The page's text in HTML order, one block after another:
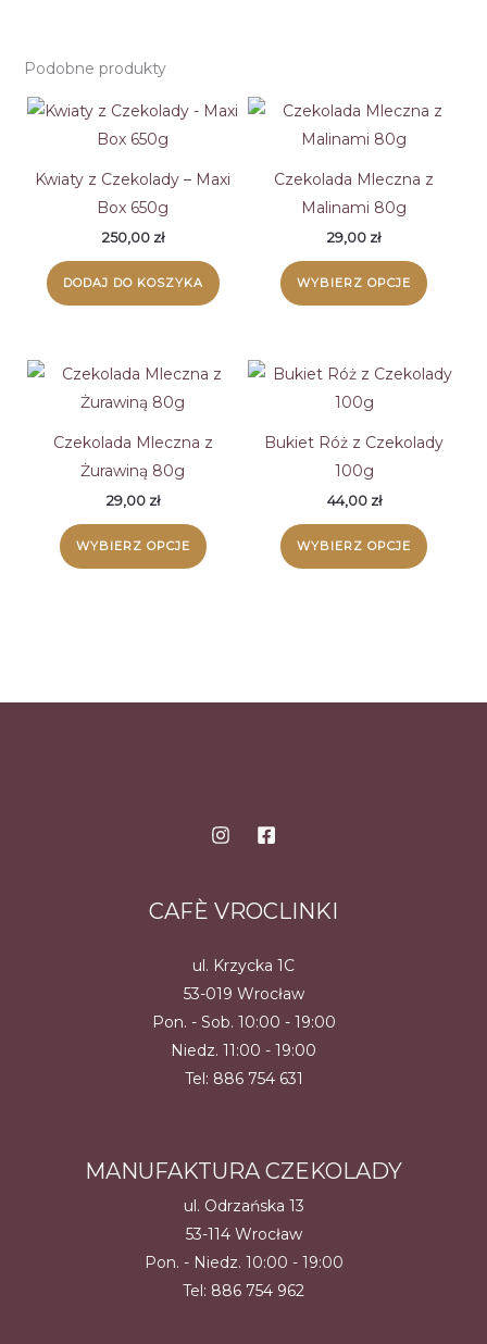
Podobne produkty
Kwiaty z Czekolady – Maxi
Box 650g
250,00 zł
DODAJ DO KOSZYKA
Czekolada Mleczna z
Malinami 80g
29,00 zł
WYBIERZ OPCJE
można
Czekolada Mleczna z
Żurawiną 80g
29,00 zł
WYBIERZ OPCJE
produkt
można
Bukiet Róż z Czekolady
100g
44,00 zł
WYBIERZ OPCJE
można
CAFÈ VROCLINKI
ul. Krzycka 1C
53-019 Wrocław
Pon. - Sob. 10:00 - 19:00
Niedz. 11:00 - 19:00
Tel: 886 754 631
MANUFAKTURA CZEKOLADY
ul. Odrzańska 13
53-114 Wrocław
Pon. - Niedz. 10:00 - 19:00
Tel: 886 754 962